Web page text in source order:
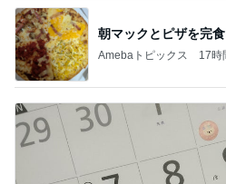
朝マックとピザを完
Amebaトピックス 17時